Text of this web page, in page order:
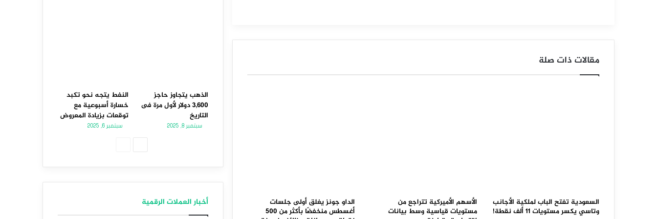
و
ل
ا
ا
مقالات ذات صلة
السعودية تفتح الباب لملكية الأجانب
وتاسي يكسر مستويات 11 ألف نقطة!
الأسهم الأميركية تتراجع من
مستويات قياسية وسط بيانات
الداو جونز يغلق أولى جلسات
أغسطس منخفضًا بأكثر من 500
الذهب يتجاوز حاجز
3,600 دولار لأول مرة فى
التاريخ
سبتمبر 8, 2025
النفط يتجه نحو تكبد
خسارة أسبوعية مع
توقعات بزيادة المعروض
سبتمبر 6, 2025
أخبار العملات الرقمية